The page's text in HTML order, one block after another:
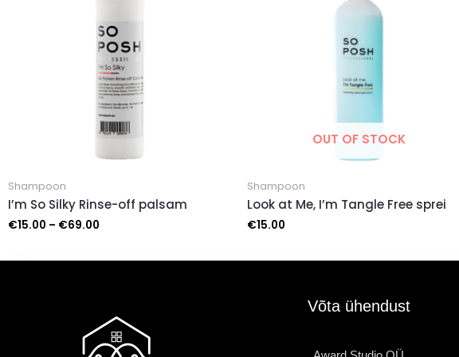
Shampoon
I’m So Silky Rinse-off palsam
€15.00 – €69.00
OUT OF STOCK
Shampoon
Look at Me, I’m Tangle Free sprei
€15.00
Võta ühendust